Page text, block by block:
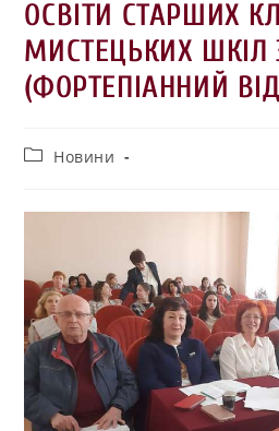
ОСВІТИ СТАРШИХ
МИСТЕЦЬКИХ ШКІЛ
(ФОРТЕПІАННИЙ
Новини